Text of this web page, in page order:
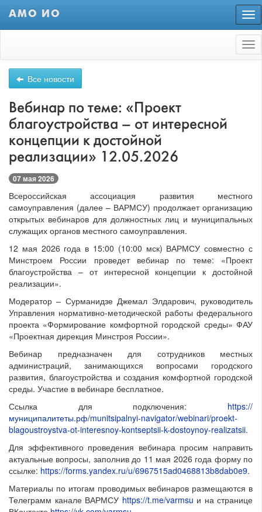
АМО ИО
Все новости
Вебинар по теме: «Проект
благоустройства – от интересной
концепции к достойной
реализации» 12.05.2026
07 мая 2026
Всероссийская ассоциация развития местного
самоуправления (далее – ВАРМСУ) продолжает организацию
открытых вебинаров для должностных лиц и муниципальных
служащих органов местного самоуправления.
12 мая 2026 года в 15:00 (10:00 мск) ВАРМСУ совместно с
Минстроем России проведет вебинар по теме: «Проект
благоустройства – от интересной концепции к достойной
реализации».
Модератор – Сурманидзе Джемал Элдарович, руководитель
Управления нормативно-методической работы федерального
проекта «Формирование комфортной городской среды» ФАУ
«Проектная дирекция Минстроя России».
Вебинар предназначен для сотрудников местных
администраций, занимающихся вопросами городского
развития, благоустройства и создания комфортной городской
среды. Участие в вебинаре бесплатное.
Ссылка для подключения: https://
муниципалитеты.рф/munitsipalnyi-navigator/webinari/proekt-
blagoustroystva-ot-interesnoy-kontseptsii-k-dostoynoy-realizatsii.
Для эффективного проведения вебинара просим направить
актуальные вопросы, заполнив до 11 мая 2026 года форму по
ссылке: https://forms.yandex.ru/u/6967515ad0468813b8dab0e9.
Материалы по итогам проводимых вебинаров размещаются в
Телеграмм канале ВАРМСУ https://t.me/varmsu и на странице